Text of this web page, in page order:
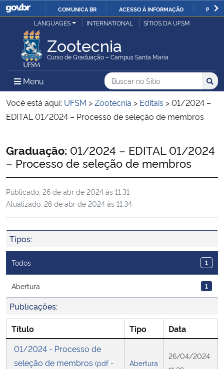
IR
O
COMUNICA BR ACESSO À INFORMAÇÃO
Ministério da Justiça e Segurança Pública
Ministério da Defesa
Ministério das Relações Exteriores
Ministério da Infraestrutura
Ministério da Agricultura, Pecuária e Abastecimento
Ministério da Educação
Ministério da Cidadania
Ministério da Saúde
Ministério de Minas e Energia
Ministério da Ciência, Tecnologia, Inovações e Comunicações
Ministério do Meio Ambiente
Ministério do Turismo
LANGUAGES INTERNATIONAL SÍTIOS DA UFSM
Zootecnia
Curso de Graduação – Campus Santa Maria
Menu Menu Principal do Sítio
Busca
Buscar no no Sítio
Busca:
Você está aqui: UFSM >Zootecnia > Editais >01/2024 –
EDITAL 01/2024 – Processo de seleção de membros
Início do conteúdo
Graduação: 01/2024 – EDITAL 01/2024
– Processo de seleção de membros
Publicado: 26 de abr de 2024 às 11:31
Atualizado: 26 de abr de 2024 às 11:34
Tipos:
Todos 1
Abertura 1
Publicações:
Título Tipo
Data
01/2024 - Processo de
seleção de membros (pdf -
Abertura
26/04/2024